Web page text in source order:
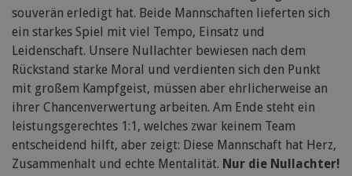
souverän erledigt hat. Beide Mannschaften lieferten sich
ein starkes Spiel mit viel Tempo, Einsatz und
Leidenschaft. Unsere Nullachter bewiesen nach dem
Rückstand starke Moral und verdienten sich den Punkt
mit großem Kampfgeist, müssen aber ehrlicherweise an
ihrer Chancenverwertung arbeiten. Am Ende steht ein
leistungsgerechtes 1:1, welches zwar keinem Team
entscheidend hilft, aber zeigt: Diese Mannschaft hat Herz,
Zusammenhalt und echte Mentalität. Nur die Nullachter!